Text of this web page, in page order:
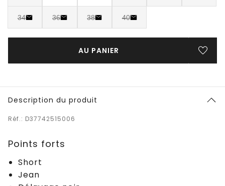
34 36 38 40
AU PANIER
Description du produit
Réf.: D37742515006
Points forts
Short
Jean